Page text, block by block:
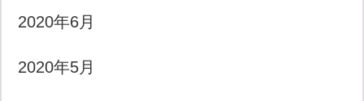
2020年6月
2020年5月